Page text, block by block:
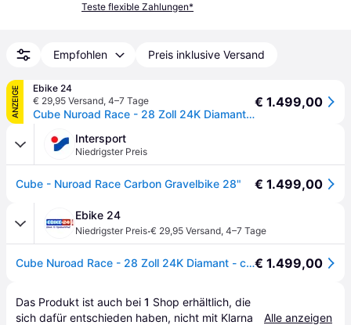
Teste flexible Zahlungen*
Empfohlen Preis inklusive Versand
ANZEIGE
Ebike 24
€ 29,95 Versand, 4–7 Tage
Cube Nuroad Race - 28 Zoll 24K Diamant - cappuccino´n´black - Beige
€ 1.499,00
Intersport
Niedrigster Preis
Cube - Nuroad Race Carbon Gravelbike 28" € 1.499,00
Ebike 24
Niedrigster Preis·€ 29,95 Versand, 4–7 Tage
Cube Nuroad Race - 28 Zoll 24K Diamant - cappuccino´n´black - Beige€ 1.499,00
Das Produkt ist auch bei 1 Shop erhältlich, die
sich dafür entschieden haben, nicht mit Klarna
Alle anzeigen